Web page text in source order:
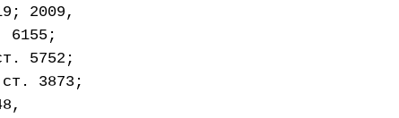
2009,
5752;
3873;